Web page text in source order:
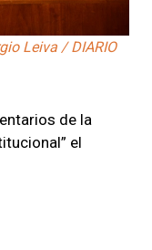
Leiva / DIARIO
de la
el